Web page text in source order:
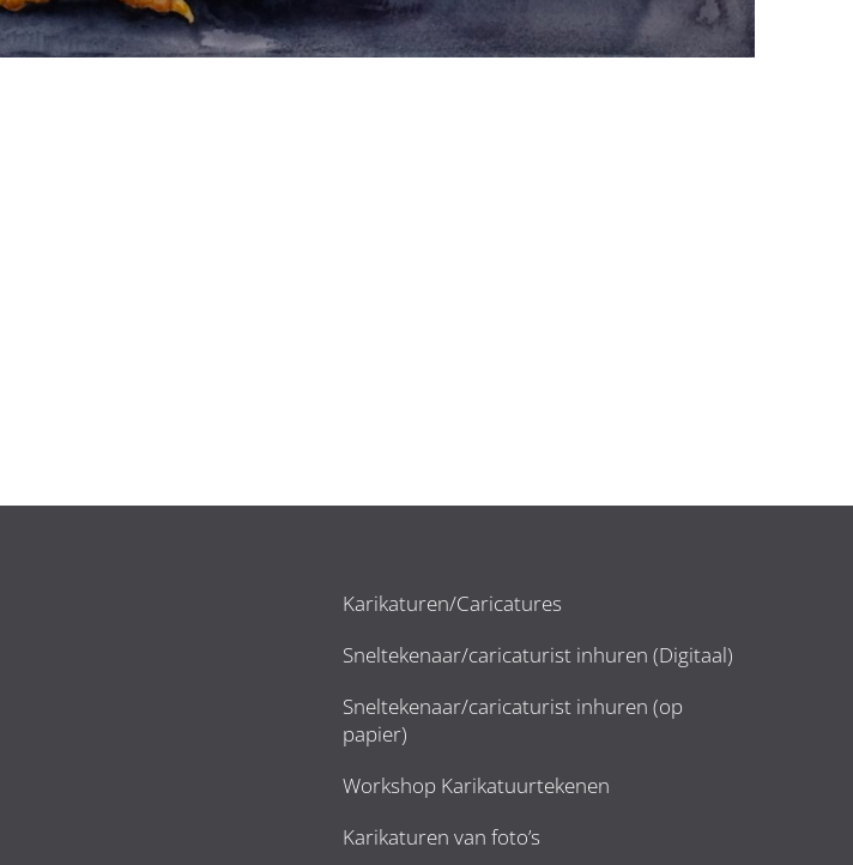
Karikaturen/Caricatures
Sneltekenaar/caricaturist inhuren (Digitaal)
Sneltekenaar/caricaturist inhuren (op
papier)
Workshop Karikatuurtekenen
Karikaturen van foto’s